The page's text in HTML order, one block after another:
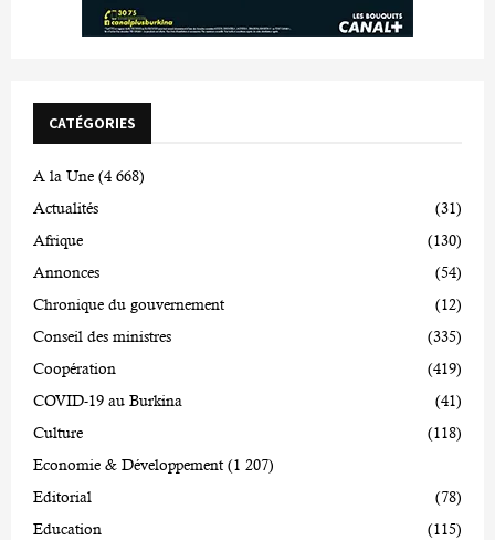
CATÉGORIES
A la Une (4 668)
Actualités
(31)
Afrique
(130)
Annonces
(54)
Chronique du gouvernement
(12)
Conseil des ministres
(335)
Coopération
(419)
COVID-19 au Burkina
(41)
Culture
(118)
Economie & Développement (1 207)
Editorial
(78)
Education
(115)